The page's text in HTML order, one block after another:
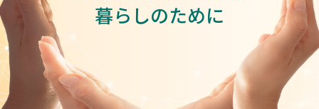
デ
ィ
ン
グ
ス
暮らしのために